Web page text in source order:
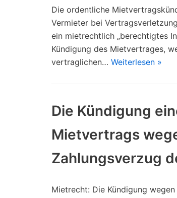
Die ordentliche
Vermieter bei
ein mietrechtlich „berechtigtes
Kündigung des Mietvertrages,
vertraglichen… Weiterlesen »
Die Kündigung
Mietvertrags
Zahlungsverzug
Mietrecht: Die Kündigung